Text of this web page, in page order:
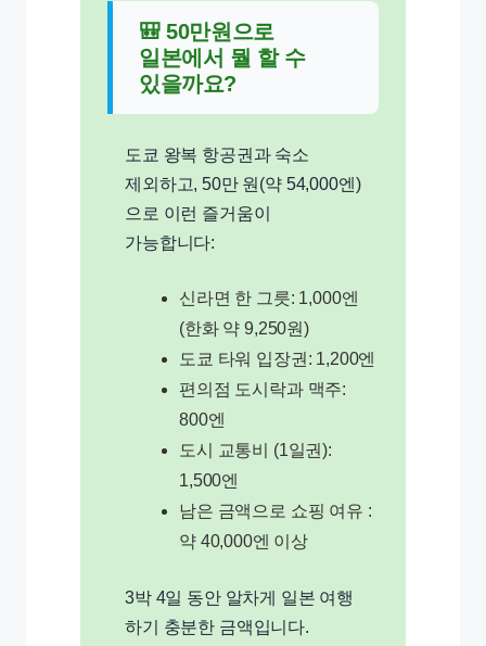
🎒 50만원으로
일본에서 뭘 할 수
있을까요?
도쿄 왕복 항공권과 숙소
제외하고, 50만 원(약 54,000엔)
으로 이런 즐거움이
가능합니다:
신라면 한 그릇: 1,000엔
(한화 약 9,250원)
도쿄 타워 입장권: 1,200엔
편의점 도시락과 맥주:
800엔
도시 교통비 (1일권):
1,500엔
남은 금액으로 쇼핑 여유 :
약 40,000엔 이상
3박 4일 동안 알차게 일본 여행
하기 충분한 금액입니다.